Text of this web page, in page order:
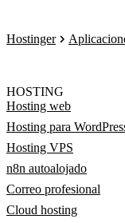
Hostinger
HOSTING
Hosting web
Hosting para
Hosting VPS
n8n autoalojado
Correo profesional
Cloud hosting